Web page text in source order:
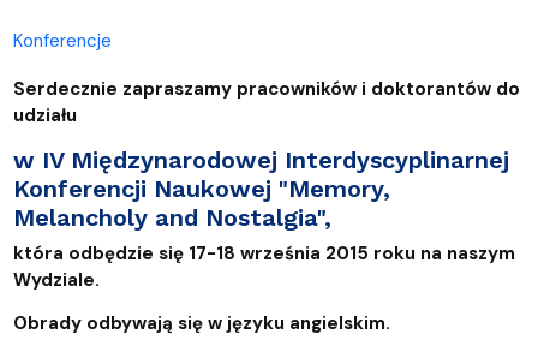
Konferencje
Serdecznie zapraszamy pracowników i doktorantów do
udziału
w IV Międzynarodowej Interdyscyplinarnej
Konferencji Naukowej "Memory,
Melancholy and Nostalgia",
która odbędzie się 17-18 września 2015 roku na naszym
Wydziale.
Obrady odbywają się w języku angielskim.